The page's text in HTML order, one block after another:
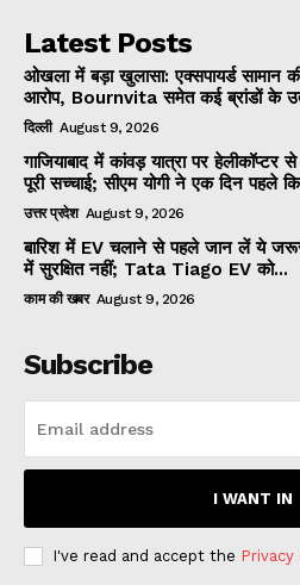
Latest Posts
ओखला में बड़ा खुलासा: एक्सपायर्ड सामान
आरोप, Bournvita समेत कई ब्रांडों के
दिल्ली August 9, 2026
गाजियाबाद में कांवड़ यात्रा पर हेलीकॉप्टर से
पूरी सच्चाई; सीएम योगी ने एक दिन पहले
उत्तर प्रदेश August 9, 2026
बारिश में EV चलाने से पहले जान लें ये
में सुरक्षित नहीं; Tata Tiago EV को...
काम की खबर August 9, 2026
Subscribe
I WANT IN
I've read and accept the Privacy